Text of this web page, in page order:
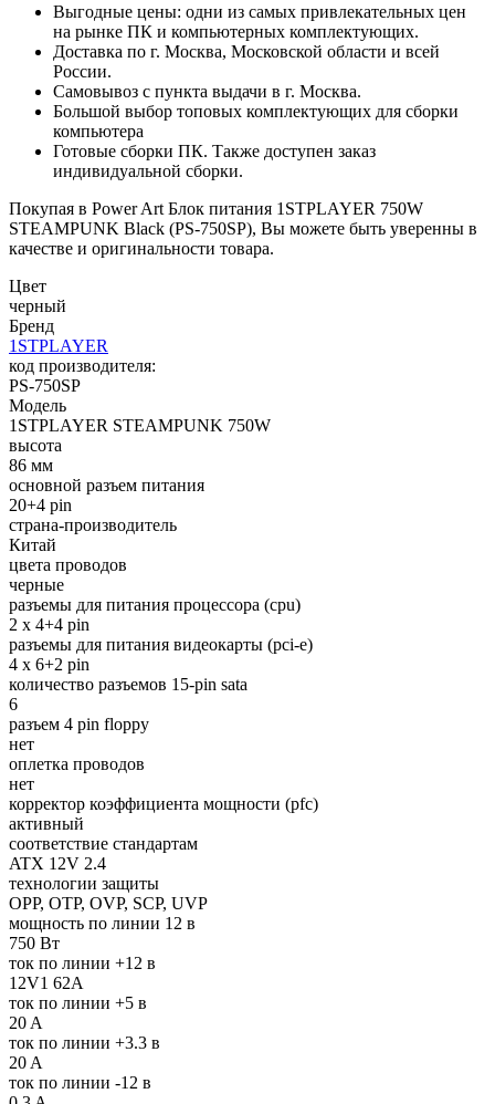
Выгодные цены: одни из самых привлекательных цен
на рынке ПК и компьютерных комплектующих.
Доставка по г. Москва, Московской области и всей
России.
Самовывоз с пункта выдачи в г. Москва.
Большой выбор топовых комплектующих для сборки
компьютера
Готовые сборки ПК. Также доступен заказ
индивидуальной сборки.
Покупая в Power Art Блок питания 1STPLAYER 750W
STEAMPUNK Black (PS-750SP), Вы можете быть уверенны в
качестве и оригинальности товара.
Цвет
черный
Бренд
1STPLAYER
код производителя:
PS-750SP
Модель
1STPLAYER STEAMPUNK 750W
высота
86 мм
основной разъем питания
20+4 pin
страна-производитель
Китай
цвета проводов
черные
разъемы для питания процессора (cpu)
2 x 4+4 pin
разъемы для питания видеокарты (pci-e)
4 x 6+2 pin
количество разъемов 15-pin sata
6
разъем 4 pin floppy
нет
оплетка проводов
нет
корректор коэффициента мощности (pfc)
активный
соответствие стандартам
ATX 12V 2.4
технологии защиты
OPP, OTP, OVP, SCP, UVP
мощность по линии 12 в
750 Вт
ток по линии +12 в
12V1 62A
ток по линии +5 в
20 A
ток по линии +3.3 в
20 A
ток по линии -12 в